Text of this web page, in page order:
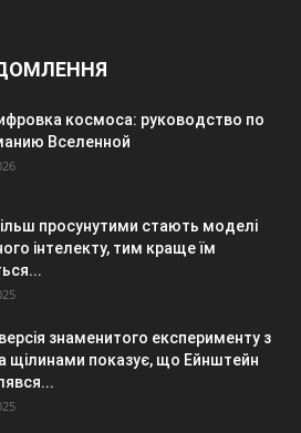
космоса: руководство по
Вселенной
просунутими стають моделі
інтелекту, тим краще їм
знаменитого експерименту з
щілинами показує, що Ейнштейн